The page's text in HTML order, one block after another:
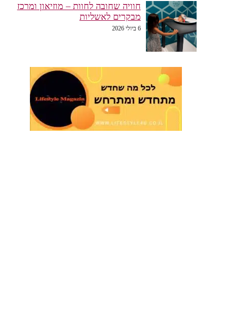
חוויה שחובה לחוות – מוזיאון ומרכז
מבקרים לאשליות
6 ביולי 2026